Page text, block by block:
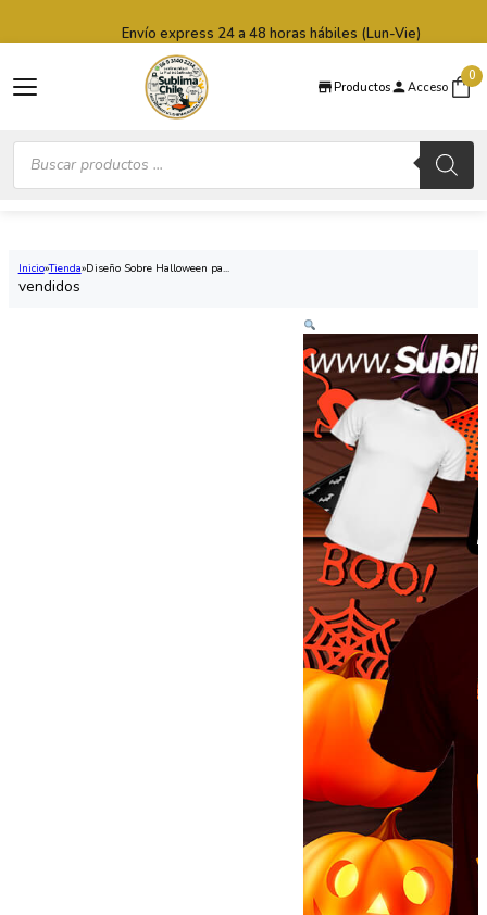
Productos Acceso
0
Búsqueda
productos
Envío express 24 a 48 horas hábiles (Lun-Vie)
Inicio Tienda Diseño Sobre Halloween pa...
vendidos